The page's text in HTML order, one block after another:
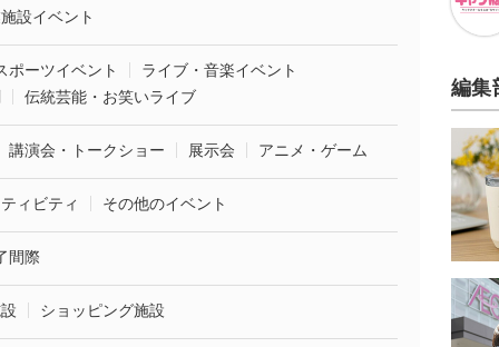
設イベント
ポーツイベント
ライブ・音楽イベント
伝統芸能・お笑いライブ
講演会・トークショー 展示会 アニメ・ゲーム
ィビティ その他のイベント
間際
ショッピング施設
編集